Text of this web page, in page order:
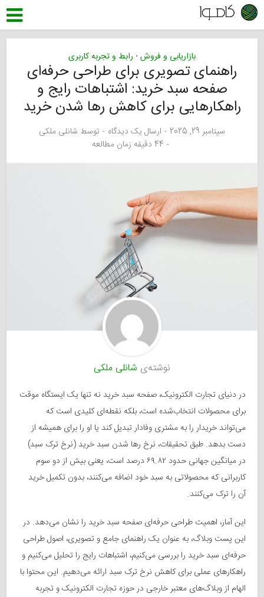
بازاریابی و فروش • رابط و تجربه کاربری
راهنمای تصویری برای طراحی حرفه‌ای
صفحه سبد خرید: اشتباهات رایج و
راهکارهایی برای کاهش رها شدن خرید
سپتامبر 29, 2025 ارسال یک دیدگاه توسط شانلی ملکی
44 دقیقه زمان مطالعه
نوشته‌ی شانلی ملکی
در دنیای تجارت الکترونیک، صفحه سبد خرید نه تنها یک ایستگاه موقت
برای محصولات انتخاب‌شده است، بلکه نقطه‌ای کلیدی است که
می‌تواند خریدار را به مشتری وفادار تبدیل کند یا او را برای همیشه از
دست بدهد. طبق تحقیقات، نرخ رها شدن سبد خرید (نرخ ترک سبد)
در میانگین جهانی حدود ۶۹.۸۲ درصد است، یعنی بیش از دو سوم
کاربرانی که محصولاتی به سبد خود اضافه می‌کنند، بدون تکمیل خرید
آن را ترک می‌کنند.
این آمار، اهمیت طراحی حرفه‌ای صفحه سبد خرید را نشان می‌دهد. در
این پست وبلاگ، به عنوان یک راهنمای جامع و تصویری، اصول طراحی
حرفه‌ای سبد خرید را بررسی می‌کنیم، اشتباهات رایج را تحلیل می‌کنیم و
راهکارهای عملی برای کاهش نرخ ترک سبد ارائه می‌دهیم. این محتوا با
الهام از وبلاگ‌های معتبر خارجی در حوزه تجارت الکترونیک و تجربه